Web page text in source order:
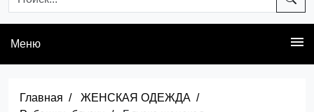
Меню
Главная
ЖЕНСКАЯ ОДЕЖДА